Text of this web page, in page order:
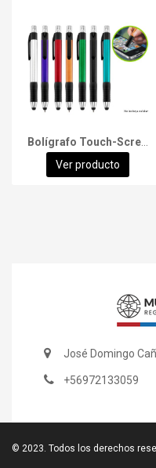
Ver producto
José Domingo
+56972133059
© 2023. Todos los derechos